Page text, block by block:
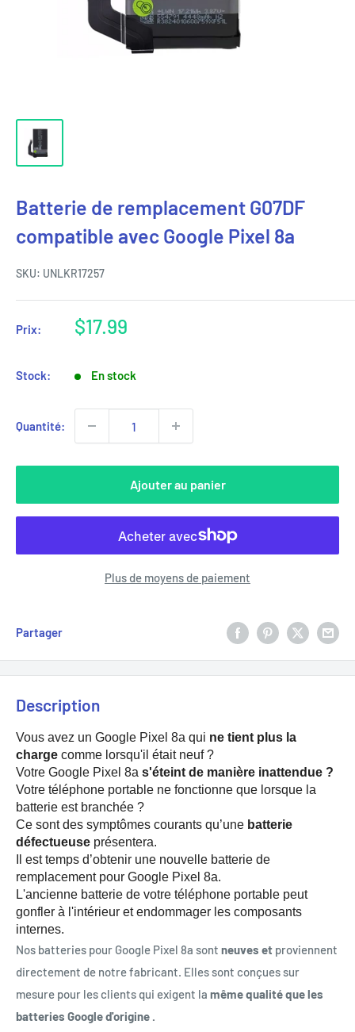
Batterie de remplacement G07DF
compatible avec Google Pixel 8a
SKU: UNLKR17257
Prix:
Prix
$17.99
Stock: En stock
Quantité:
Ajouter au panier
Plus de moyens de paiement
Partager
Description
Vous avez un Google Pixel 8a qui ne tient plus la
charge comme lorsqu'il était neuf ?
Votre Google Pixel 8a s'éteint de manière inattendue ?
Votre téléphone portable ne fonctionne que lorsque la
batterie est branchée ?
Ce sont des symptômes courants qu’une batterie
défectueuse présentera.
Il est temps d’obtenir une nouvelle batterie de
remplacement pour Google Pixel 8a.
L'ancienne batterie de votre téléphone portable peut
gonfler à l'intérieur et endommager les composants
internes.
Nos batteries pour Google Pixel 8a sont neuves et proviennent
directement de notre fabricant. Elles sont conçues sur
mesure pour les clients qui exigent la même qualité que les
batteries Google d'origine .